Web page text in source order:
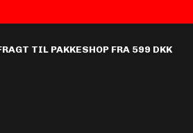
TIL PAKKESHOP FRA 599 DKK